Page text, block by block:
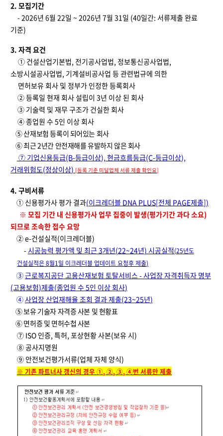
2. 모집기간
- 2026년 6월 22일 ~ 2026년 7월 31일 (40일간: 서류제출 완료
기준)
3. 자격 요건
① 건설산업기본법, 전기공사업법, 정보통신공사업법,
소방시설공사업법, 기계설비공사업 등 관련법규에 의한
면허보유 회사 및 정부가 인정한 등록회사
② 등록일 현재 회사 설립이 3년 이상 된 회사
③ 기술력 및 재무 구조가 건실한 회사
④ 종업원 수5인 이상 회사
⑤ 산재보험 등록이 되어있는 회사
⑥ 최근2년간 안전재해를 유발하지 않은 회사
⑦ 기업신용등급(B-등급이상), 현금흐름등급(C-등급이상),
거래위험도(정상이상) [등록 기준 미달업체 서류 제출 확인요]
4. 구비서류
① 신용평가사 평가 결과(이크레더블 DNA PLUS[전체 PAGE제출])
※ 모집 기간 내 신용평가사 업무 집중이 발생(평가기간 과다 소요)
되므로 조속한 접수 요망
②e-건설실적(이크레더블)
- 시공능력 평가액 및 최근 3개년(22~24년) 시공실적(25년도
건설실적은8월1일 이크레더블 업데이트 요청후 제출)
③근로복지공단 고용산재보험 토탈서비스 - 사업장 자격취득자 명부
(고용보험)제출(종업원 수5인 이상 회사)
④사업장 산업재해율 조회 결과 제출(23~25년)
⑤ 보유 기술자 자격증 사본 및 현황표
⑥ 면허증 및 면허수첩 사본
⑦ ISO 인증, 특허, 포상현황 사본(보유 시)
⑧ 공사지명원
⑨ 안전보건평가서류(업체 자체 양식)
※ 기존 파트너사 갱신의 경우 ①,②,③,④번 서류만 제출